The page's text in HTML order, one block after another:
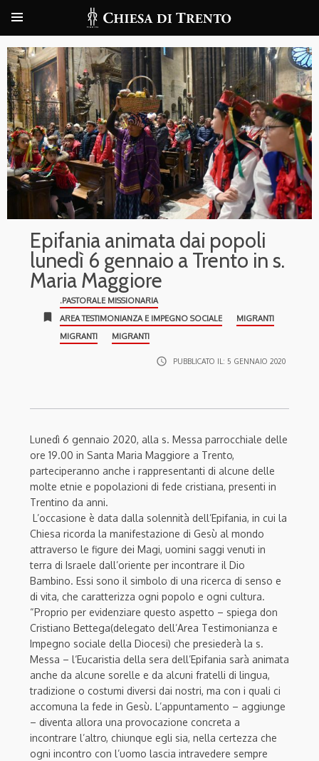
Epifania animata dai popoli
lunedì 6 gennaio a Trento in s.
Maria Maggiore
bookmark
.PASTORALE MISSIONARIA
AREA TESTIMONIANZA E IMPEGNO SOCIALE
MIGRANTI
MIGRANTI
MIGRANTI
access_time PUBBLICATO IL: 5 GENNAIO 2020
Lunedì 6 gennaio 2020, alla s. Messa parrocchiale delle
ore 19.00 in Santa Maria Maggiore a Trento,
parteciperanno anche i rappresentanti di alcune delle
molte etnie e popolazioni di fede cristiana, presenti in
Trentino da anni.
L’occasione è data dalla solennità dell’Epifania, in cui la
Chiesa ricorda la manifestazione di Gesù al mondo
attraverso le figure dei Magi, uomini saggi venuti in
terra di Israele dall’oriente per incontrare il Dio
Bambino. Essi sono il simbolo di una ricerca di senso e
di vita, che caratterizza ogni popolo e ogni cultura.
“Proprio per evidenziare questo aspetto – spiega don
Cristiano Bettega(delegato dell’Area Testimonianza e
Impegno sociale della Diocesi) che presiederà la s.
Messa – l‘Eucaristia della sera dell’Epifania sarà animata
anche da alcune sorelle e da alcuni fratelli di lingua,
tradizione o costumi diversi dai nostri, ma con i quali ci
accomuna la fede in Gesù. L’appuntamento – aggiunge
– diventa allora una provocazione concreta a
incontrare l’altro, chiunque egli sia, nella certezza che
ogni incontro con l’uomo lascia intravedere sempre